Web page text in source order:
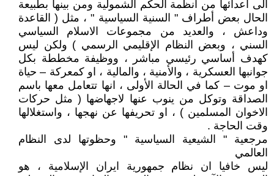
الى اعدائها من أنظمة الحكم الشمولية ومن بينها بطبيعة
الحال بعض أطراف " السنية السياسية " ، مثل ( القاعدة
وداعش ، والعديد من مجموعات الاسلام السياسي
السني ، وبعض النظام الإقليمي الرسمي ) ولكن ليس
كهدف أساسي رئيسي مباشر ، ووظيفة مخططة بكل
جوانبها العسكرية ، والأمنية ، والمالية ، او كمعركة – حياة
او موت – كما في الحالة الأولى ، انها تتعامل معها باسم
الصداقة وتوكل من ينوب عنها لاجهاضها ( مثل حركات
الاخوان المسلمين ) ، او تحريفها عن نهجها ، واستغلالها
وقت الحاجة .
مرجعية " الشيعية السياسية " وحظوتها لدى النظام
العالمي
ليس خافيا ان نظام جمهورية ايران الإسلامية ، هو